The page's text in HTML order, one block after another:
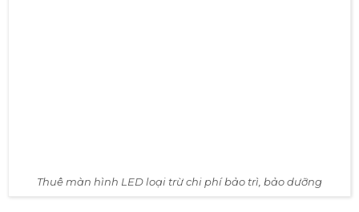
Thuê màn hình LED loại trừ chi phí bảo trì, bảo dưỡng